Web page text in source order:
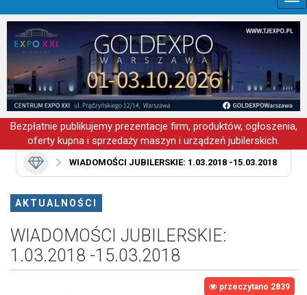
Bezpłatnie publikujemy prezentacje firm, produktów, ogłoszenia,
oferty kupna i sprzedaży maszyn i urządzeń jubilerskich.
WIADOMOŚCI JUBILERSKIE: 1.03.2018 -15.03.2018
AKTUALNOŚCI
WIADOMOŚCI JUBILERSKIE:
1.03.2018 -15.03.2018
przeczytano 2839